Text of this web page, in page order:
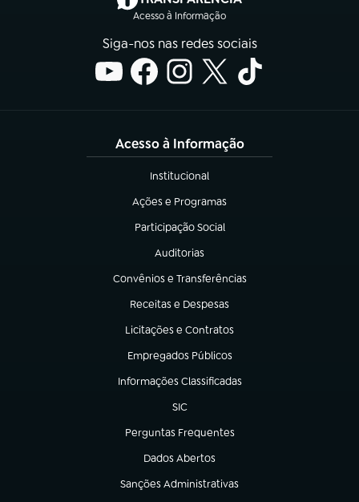
Acesso à Informação
Siga-nos nas redes sociais
Acesso à Informação
Institucional
(abre em nova aba)
Ações e Programas
(abre em nova aba)
Participação Social
(abre em nova aba)
Auditorias
(abre em nova aba)
Convênios e Transferências
(abre em nova aba)
Receitas e Despesas
(abre em nova aba)
Licitações e Contratos
(abre em nova aba)
Empregados Públicos
(abre em nova aba)
Informações Classificadas
(abre em nova aba)
SIC
(abre em nova aba)
Perguntas Frequentes
(abre em nova aba)
Dados Abertos
(abre em nova aba)
Sanções Administrativas
(abre em nova aba)